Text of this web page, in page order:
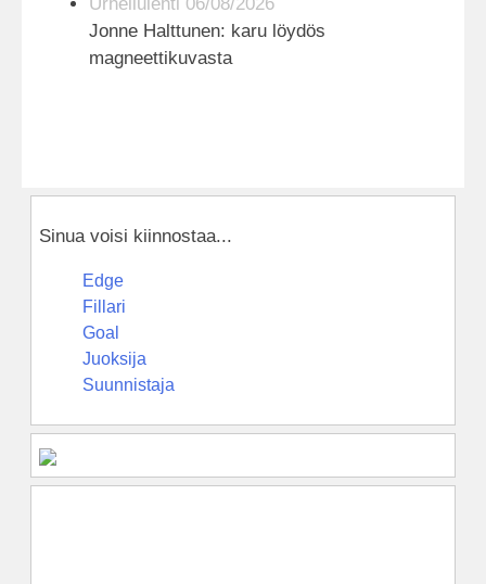
Urheilulehti 06/08/2026
Jonne Halttunen: karu löydös
magneettikuvasta
Sinua voisi kiinnostaa...
Edge
Fillari
Goal
Juoksija
Suunnistaja